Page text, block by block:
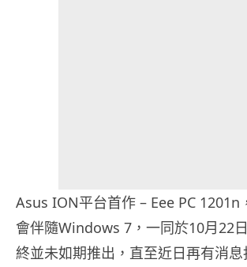
Asus ION平台首作 – Eee PC 1201n
會伴隨Windows 7，一同於10月22
終並未如期推出，直至近日再有消